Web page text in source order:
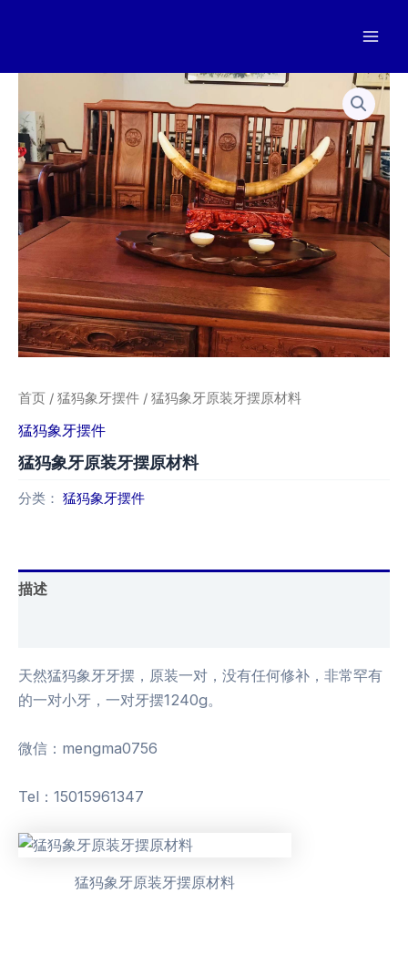
首页 / 猛犸象牙摆件 / 猛犸象牙原装牙摆原材料
猛犸象牙摆件
猛犸象牙原装牙摆原材料
分类： 猛犸象牙摆件
描述
天然猛犸象牙牙摆，原装一对，没有任何修补，非常罕有
的一对小牙，一对牙摆1240g。
微信：mengma0756
Tel：15015961347
猛犸象牙原装牙摆原材料